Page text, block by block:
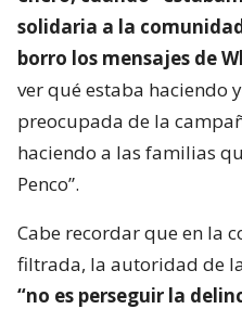
solidaria a la
borro los mensajes de
ver qué estaba haciendo
preocupada de la
haciendo a las familias
Penco”.
Cabe recordar que en la
filtrada, la autoridad de
“no es perseguir la